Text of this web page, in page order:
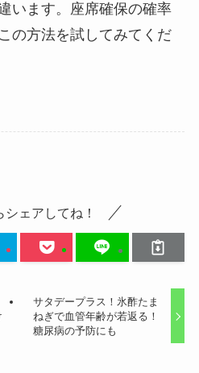
います。座席確保の確率
の方法を試してみてくだ
シェアしてね！
サタデープラス！氷酢たま
ねぎで血管年齢が若返る！
糖尿病の予防にも